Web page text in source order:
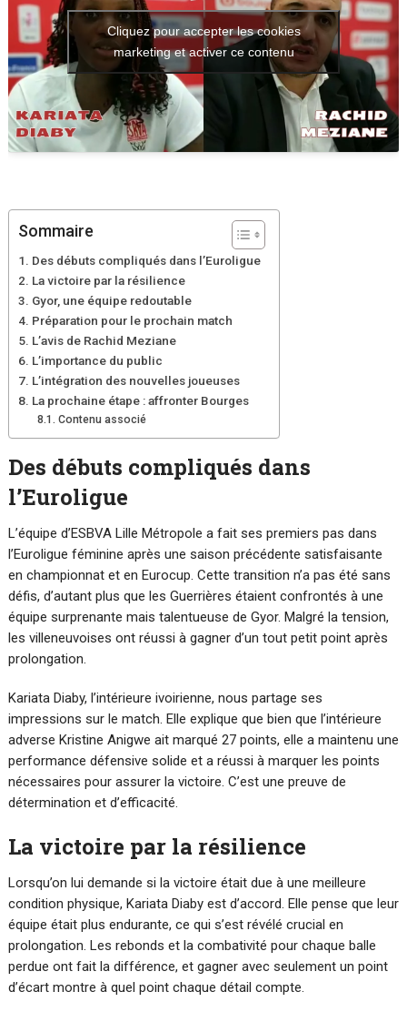
Cliquez pour accepter les cookies
marketing et activer ce contenu
Sommaire
Des débuts compliqués dans l’Euroligue
La victoire par la résilience
Gyor, une équipe redoutable
Préparation pour le prochain match
L’avis de Rachid Meziane
L’importance du public
L’intégration des nouvelles joueuses
La prochaine étape : affronter Bourges
Contenu associé
Des débuts compliqués dans
l’Euroligue
L’équipe d’ESBVA Lille Métropole a fait ses premiers pas dans
l’Euroligue féminine après une saison précédente satisfaisante
en championnat et en Eurocup. Cette transition n’a pas été sans
défis, d’autant plus que les Guerrières étaient confrontés à une
équipe surprenante mais talentueuse de Gyor. Malgré la tension,
les villeneuvoises ont réussi à gagner d’un tout petit point après
prolongation.
Kariata Diaby, l’intérieure ivoirienne, nous partage ses
impressions sur le match. Elle explique que bien que l’intérieure
adverse Kristine Anigwe ait marqué 27 points, elle a maintenu une
performance défensive solide et a réussi à marquer les points
nécessaires pour assurer la victoire. C’est une preuve de
détermination et d’efficacité.
La victoire par la résilience
Lorsqu’on lui demande si la victoire était due à une meilleure
condition physique, Kariata Diaby est d’accord. Elle pense que leur
équipe était plus endurante, ce qui s’est révélé crucial en
prolongation. Les rebonds et la combativité pour chaque balle
perdue ont fait la différence, et gagner avec seulement un point
d’écart montre à quel point chaque détail compte.